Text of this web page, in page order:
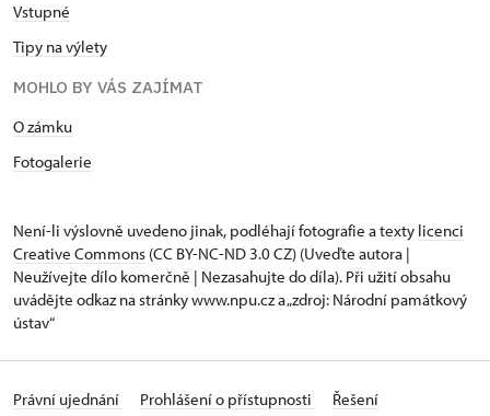
Vstupné
Tipy na výlety
MOHLO BY VÁS ZAJÍMAT
O zámku
Fotogalerie
Není-li výslovně uvedeno jinak, podléhají fotografie a texty licenci
Creative Commons (CC BY-NC-ND 3.0 CZ) (Uveďte autora |
Neužívejte dílo komerčně | Nezasahujte do díla). Při užití obsahu
uvádějte odkaz na stránky www.npu.cz a „zdroj: Národní památkový
ústav“
Právní ujednání Prohlášení o přístupnosti
Řešení